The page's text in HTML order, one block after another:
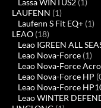
Lassa WINTUS2 (1)
LAUFENN (1)
Laufenn S Fit EQ+ (1)
LEAO (18)
Leao IGREEN ALL
Leao Nova-Force (1)
Leao Nova-Force Acro
Leao Nova-Force HP
Leao Nova-Force
Leao WINTER